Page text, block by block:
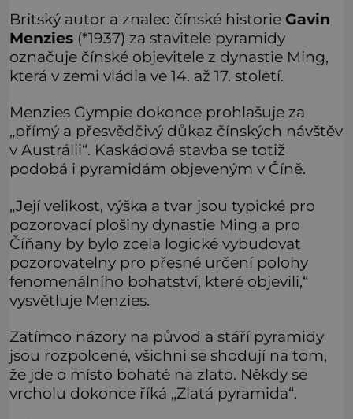
Britský autor a znalec čínské historie Gavin
Menzies (*1937) za stavitele pyramidy
označuje čínské objevitele z dynastie Ming,
která v zemi vládla ve 14. až 17. století.
Menzies Gympie dokonce prohlašuje za
„přímý a přesvědčivý důkaz čínských návštěv
v Austrálii“. Kaskádová stavba se totiž
podobá i pyramidám objeveným v Číně.
„Její velikost, výška a tvar jsou typické pro
pozorovací plošiny dynastie Ming a pro
Číňany by bylo zcela logické vybudovat
pozorovatelny pro přesné určení polohy
fenomenálního bohatství, které objevili,“
vysvětluje Menzies.
Zatímco názory na původ a stáří pyramidy
jsou rozpolcené, všichni se shodují na tom,
že jde o místo bohaté na zlato. Někdy se
vrcholu dokonce říká „Zlatá pyramida“.